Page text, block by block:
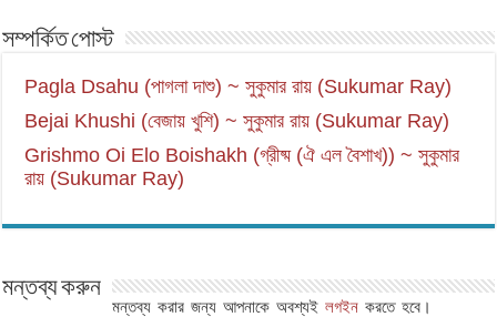
সম্পর্কিত পোস্ট
Pagla Dsahu (পাগলা দাশু) ~ সুকুমার রায় (Sukumar Ray)
Bejai Khushi (বেজায় খুশি) ~ সুকুমার রায় (Sukumar Ray)
Grishmo Oi Elo Boishakh (গ্রীষ্ম (ঐ এল বৈশাখ)) ~ সুকুমার
রায় (Sukumar Ray)
মন্তব্য করুন
মন্তব্য করার জন্য আপনাকে অবশ্যইলগইন করতে হবে।